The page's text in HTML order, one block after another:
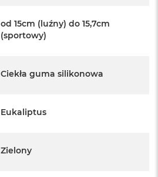
od 15cm (luźny) do 15,7cm
(sportowy)
Ciekła guma silikonowa
Eukaliptus
Zielony